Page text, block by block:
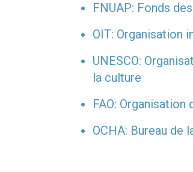
FNUAP: Fonds
OIT: Organisation
UNESCO:
la culture
FAO:
OCHA: Bureau de